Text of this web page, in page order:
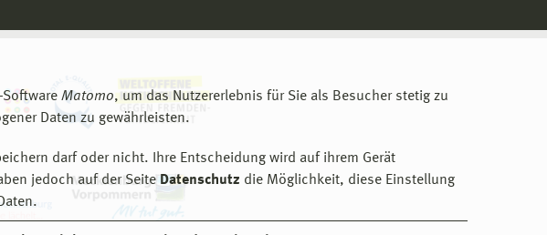
Matomo, um das Nutzererlebnis für Sie als Besucher stetig zu
Daten zu gewährleisten.
darf oder nicht. Ihre Entscheidung wird auf ihrem Gerät
jedoch auf der Seite Datenschutz die Möglichkeit, diese Einstellung